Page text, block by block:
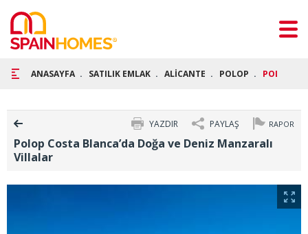
ANASAYFA SATILIK EMLAK ALİCANTE POLOP POLOP
RAPOR
PAYLAŞ
YAZDIR
Polop Costa Blanca’da Doğa ve Deniz Manzaralı
Villalar